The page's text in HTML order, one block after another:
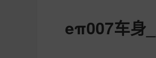
eπ007车身